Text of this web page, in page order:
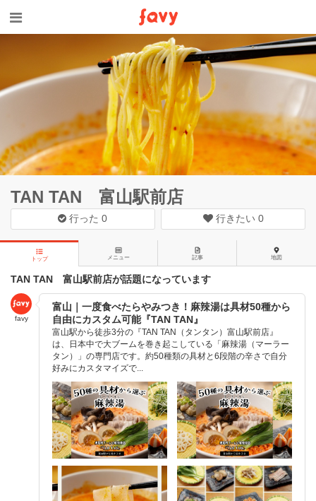
TAN TAN 富山駅前店
行った0 行きたい 0
トップ メニュー 記事 地図
TAN TAN 富山駅前店が話題になっています
favy
富山｜一度食べたらやみつき！麻辣湯は具材50種から
自由にカスタム可能『TAN TAN』
富山駅から徒歩3分の『TAN TAN（タンタン）富山駅前店』
は、日本中で大ブームを巻き起こしている「麻辣湯（マーラー
タン）」の専門店です。約50種類の具材と6段階の辛さで自分
好みにカスタマイズで...